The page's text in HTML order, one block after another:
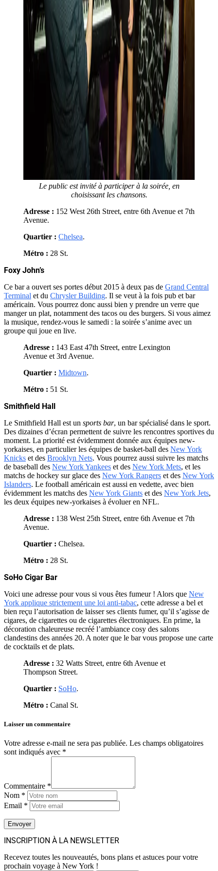
Le public est invité à participer à la soirée, en
choisissant les chansons.
Adresse : 152 West 26th Street, entre 6th Avenue et 7th
Avenue.
Quartier : Chelsea.
Métro : 28 St.
Foxy John’s
Ce bar a ouvert ses portes début 2015 à deux pas de Grand Central
Terminal et du Chrysler Building. Il se veut à la fois pub et bar
américain. Vous pourrez donc aussi bien y prendre un verre que
manger un plat, notamment des tacos ou des burgers. Si vous aimez
la musique, rendez-vous le samedi : la soirée s’anime avec un
groupe qui joue en live.
Adresse : 143 East 47th Street, entre Lexington
Avenue et 3rd Avenue.
Quartier : Midtown.
Métro : 51 St.
Smithfield Hall
Le Smithfield Hall est un sports bar, un bar spécialisé dans le sport.
Des dizaines d’écran permettent de suivre les rencontres sportives du
moment. La priorité est évidemment donnée aux équipes new-
yorkaises, en particulier les équipes de basket-ball des New York
Knicks et des Brooklyn Nets. Vous pourrez aussi suivre les matchs
de baseball des New York Yankees et des New York Mets, et les
matchs de hockey sur glace des New York Rangers et des New York
Islanders. Le football américain est aussi en vedette, avec bien
évidemment les matchs des New York Giants et des New York Jets,
les deux équipes new-yorkaises à évoluer en NFL.
Adresse : 138 West 25th Street, entre 6th Avenue et 7th
Avenue.
Quartier : Chelsea.
Métro : 28 St.
SoHo Cigar Bar
Voici une adresse pour vous si vous êtes fumeur ! Alors que New
York applique strictement une loi anti-tabac, cette adresse a bel et
bien reçu l’autorisation de laisser ses clients fumer, qu’il s’agisse de
cigares, de cigarettes ou de cigarettes électroniques. En prime, la
décoration chaleureuse recréé l’ambiance cosy des salons
clandestins des années 20. A noter que le bar vous propose une carte
de cocktails et de plats.
Adresse : 32 Watts Street, entre 6th Avenue et
Thompson Street.
Quartier : SoHo.
Métro : Canal St.
Laisser un commentaire
Votre adresse e-mail ne sera pas publiée. Les champs obligatoires
sont indiqués avec *
Commentaire *
Nom *
Email *
INSCRIPTION À LA NEWSLETTER
Recevez toutes les nouveautés, bons plans et astuces pour votre
prochain voyage à New York !